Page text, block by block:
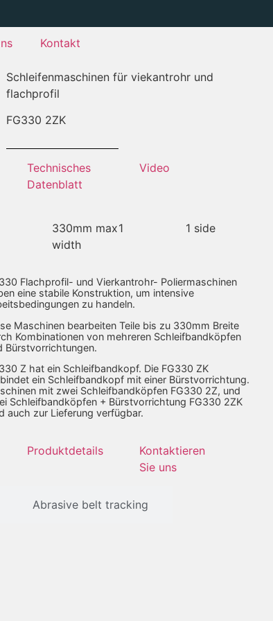
Kontakt
Schleifenmaschinen für viekantrohr und
flachprofil
FG330 2ZK
Technisches
Datenblatt
Video
330mm max
width
1 1 side
Flachprofil- und Vierkantrohr- Poliermaschinen
eine stabile Konstruktion, um intensive
zu handeln.
Maschinen bearbeiten Teile bis zu 330mm Breite
Kombinationen von mehreren Schleifbandköpfen
Bürstvorrichtungen.
Z hat ein Schleifbandkopf. Die FG330 ZK
ein Schleifbandkopf mit einer Bürstvorrichtung.
mit zwei Schleifbandköpfen FG330 2Z, und
Schleifbandköpfen + Bürstvorrichtung FG330 2ZK
auch zur Lieferung verfügbar.
Produktdetails
Kontaktieren
Sie uns
Abrasive belt tracking